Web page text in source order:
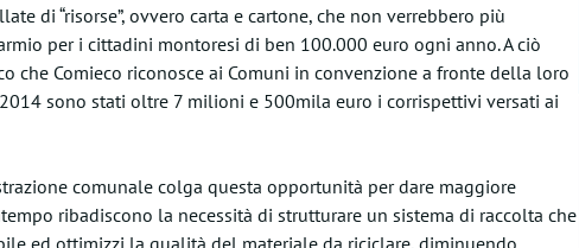
di “risorse”, ovvero carta e cartone, che non verrebbero più
per i cittadini montoresi di ben 100.000 euro ogni anno. A ciò
che Comieco riconosce ai Comuni in convenzione a fronte della loro
sono stati oltre 7 milioni e 500mila euro i corrispettivi versati ai
comunale colga questa opportunità per dare maggiore
ribadiscono la necessità di strutturare un sistema di raccolta che
ed ottimizzi la qualità del materiale da riciclare, diminuendo